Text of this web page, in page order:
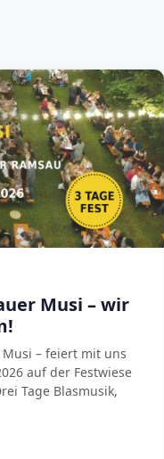
Musi – wir
Musi – feiert mit uns
auf der Festwiese
Tage Blasmusik,